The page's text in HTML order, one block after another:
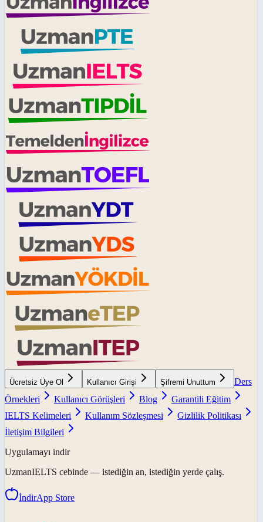
Ücretsiz Üye Ol Kullanıcı Girişi Şifremi Unuttum
Ders
Örnekleri
Kullanıcı Görüşleri Blog
Garantili Eğitim
IELTS Kelimeleri
Kullanım Sözleşmesi
Gizlilik Politikası
İletişim Bilgileri
Uygulamayı indir
UzmanIELTS cebinde — istediğin an, istediğin yerde çalış.
İndirApp Store